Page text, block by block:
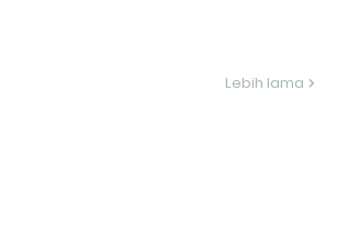
Lebih lama